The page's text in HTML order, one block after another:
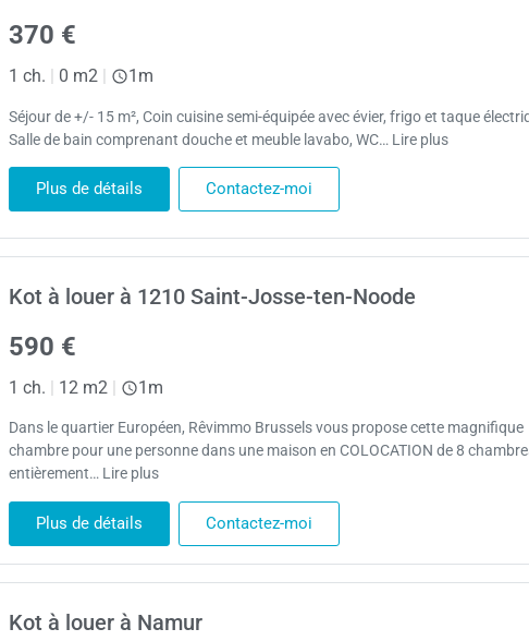
370 €
1 ch. 0 m2 1m
Séjour de +/- 15 m², Coin cuisine semi-équipée avec évier, frigo et taque
Salle de bain comprenant douche et meuble lavabo, WC… Lire plus
Plus de détails Contactez-moi
Kot à louer à 1210 Saint-Josse-ten-Noode
590 €
1 ch. | 12 m2 | 1m
Dans le quartier Européen, Rêvimmo Brussels vous propose cette magnifique
chambre pour une personne dans une maison en COLOCATION de 8
entièrement… Lire plus
Plus de détails Contactez-moi
Kot à louer à Namur